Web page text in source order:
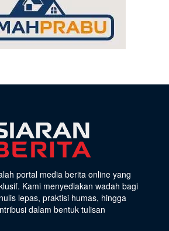
portal media berita online yang
Kami menyediakan wadah bagi
lepas, praktisi humas, hingga
dalam bentuk tulisan